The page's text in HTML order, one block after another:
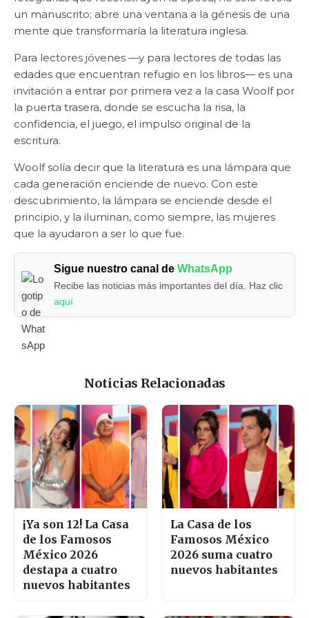
un manuscrito; abre una ventana a la génesis de una
mente que transformaría la literatura inglesa.
Para lectores jóvenes —y para lectores de todas las
edades que encuentran refugio en los libros— es una
invitación a entrar por primera vez a la casa Woolf por
la puerta trasera, donde se escucha la risa, la
confidencia, el juego, el impulso original de la
escritura.
Woolf solía decir que la literatura es una lámpara que
cada generación enciende de nuevo. Con este
descubrimiento, la lámpara se enciende desde el
principio, y la iluminan, como siempre, las mujeres
que la ayudaron a ser lo que fue.
Sigue nuestro canal deWhatsApp
Recibe las noticias más importantes del día. Haz clic
aquí
Noticias Relacionadas
¡Ya son 12! La Casa
de los Famosos
México 2026
destapa a cuatro
nuevos habitantes
La Casa de los
Famosos México
2026 suma cuatro
nuevos habitantes